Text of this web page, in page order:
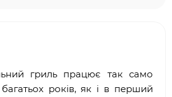
гриль працює так само
років, як і в перший